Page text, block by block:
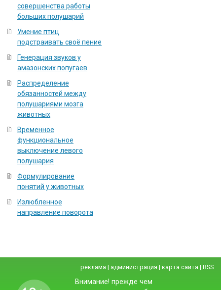
совершенства работы
больших полушарий
Умение птиц
подстраивать своё пение
Генерация звуков у
амазонских попугаев
Распределение
обязанностей между
полушариями мозга
животных
Временное
функциональное
выключение левого
полушария
Формулирование
понятий у животных
Излюбленное
направление поворота
реклама | администрация | карта сайта | RSS
Внимание! прежде чем